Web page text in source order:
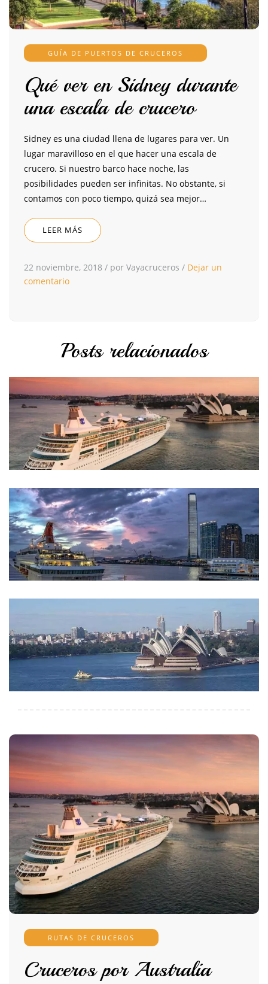
GUÍA DE PUERTOS DE CRUCEROS
Qué ver en Sidney durante
una escala de crucero
Sidney es una ciudad llena de lugares para ver. Un
lugar maravilloso en el que hacer una escala de
crucero. Si nuestro barco hace noche, las
posibilidades pueden ser infinitas. No obstante, si
contamos con poco tiempo, quizá sea mejor…
LEER MÁS
22 noviembre, 2018 / por Vayacruceros / Dejar un
comentario
Posts relacionados
RUTAS DE CRUCEROS
Cruceros por Australia